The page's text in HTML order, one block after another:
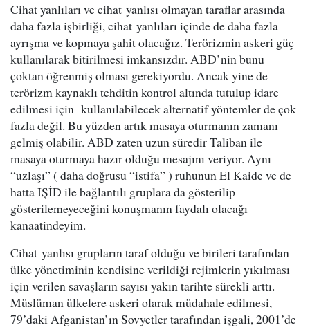
Cihat yanlıları ve cihat yanlısı olmayan taraflar arasında
daha fazla işbirliği, cihat yanlıları içinde de daha fazla
ayrışma ve kopmaya şahit olacağız. Terörizmin askeri güç
kullanılarak bitirilmesi imkansızdır. ABD’nin bunu
çoktan öğrenmiş olması gerekiyordu. Ancak yine de
terörizm kaynaklı tehditin kontrol altında tutulup idare
edilmesi için kullanılabilecek alternatif yöntemler de çok
fazla değil. Bu yüzden artık masaya oturmanın zamanı
gelmiş olabilir. ABD zaten uzun süredir Taliban ile
masaya oturmaya hazır olduğu mesajını veriyor. Aynı
“uzlaşı” ( daha doğrusu “istifa” ) ruhunun El Kaide ve de
hatta IŞİD ile bağlantılı gruplara da gösterilip
gösterilemeyeceğini konuşmanın faydalı olacağı
kanaatindeyim.
Cihat yanlısı grupların taraf olduğu ve birileri tarafından
ülke yönetiminin kendisine verildiği rejimlerin yıkılması
için verilen savaşların sayısı yakın tarihte sürekli arttı.
Müslüman ülkelere askeri olarak müdahale edilmesi,
79’daki Afganistan’ın Sovyetler tarafından işgali, 2001’de